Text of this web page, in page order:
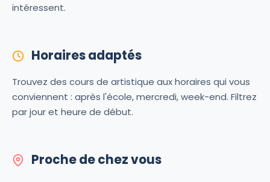
intéressent.
Horaires adaptés
Trouvez des cours de artistique aux horaires qui vous
conviennent : après l'école, mercredi, week-end. Filtrez
par jour et heure de début.
Proche de chez vous